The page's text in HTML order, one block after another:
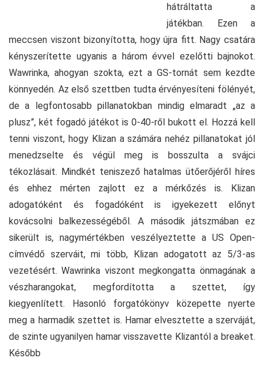
hátráltatta a
játékban. Ezen a
meccsen viszont bizonyította, hogy újra fitt. Nagy csatára
kényszerítette ugyanis a három évvel ezelőtti bajnokot.
Wawrinka, ahogyan szokta, ezt a GS-tornát sem kezdte
könnyedén. Az első szettben tudta érvényesíteni fölényét,
de a legfontosabb pillanatokban mindig elmaradt „az a
plusz”, két fogadó játékot is 0-40-ről bukott el. Hozzá kell
tenni viszont, hogy Klizan a számára nehéz pillanatokat jól
menedzselte és végül meg is bosszulta a svájci
tékozlásait. Mindkét teniszező hatalmas ütőerőjéről híres
és ehhez mérten zajlott ez a mérkőzés is. Klizan
adogatóként és fogadóként is igyekezett előnyt
kovácsolni balkezességéből. A második játszmában ez
sikerült is, nagymértékben veszélyeztette a US Open-
címvédő szerváit, mi több, Klizan adogatott az 5/3-as
vezetésért. Wawrinka viszont megkongatta önmagának a
vészharangokat, megfordította a szettet, így
kiegyenlített. Hasonló forgatókönyv közepette nyerte
meg a harmadik szettet is. Hamar elvesztette a szerváját,
de szinte ugyanilyen hamar visszavette Klizantól a breaket.
Később